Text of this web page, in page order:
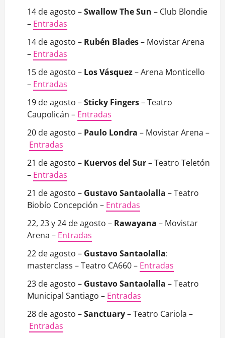
14 de agosto –Swallow The Sun – Club Blondie
– Entradas
14 de agosto – Rubén Blades– Movistar Arena
– Entradas
15 de agosto – Los Vásquez– Arena Monticello
– Entradas
19 de agosto –Sticky Fingers– Teatro
Caupolicán – Entradas
20 de agosto – Paulo Londra – Movistar Arena –
Entradas
21 de agosto – Kuervos del Sur– Teatro Teletón
– Entradas
21 de agosto – Gustavo Santaolalla – Teatro
Biobío Concepción – Entradas
22, 23 y 24 de agosto – Rawayana – Movistar
Arena – Entradas
22 de agosto – Gustavo Santaolalla:
masterclass – Teatro CA660 – Entradas
23 de agosto – Gustavo Santaolalla – Teatro
Municipal Santiago – Entradas
28 de agosto –Sanctuary– Teatro Cariola –
Entradas